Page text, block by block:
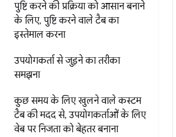
पुष्टि करने की प्रक्रिया को आसान बनाने
के लिए, पुष्टि करने वाले टैब का
इस्तेमाल करना
उपयोगकर्ता से जुड़ने का तरीका
समझना
कुछ समय के लिए खुलने वाले कस्टम
टैब की मदद से, उपयोगकर्ताओं के लिए
वेब पर निजता को बेहतर बनाना